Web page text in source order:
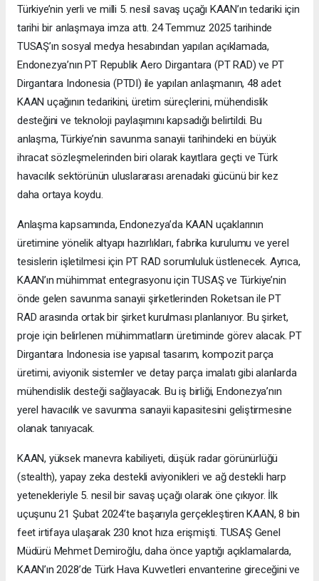
Türkiye’nin yerli ve milli 5. nesil savaş uçağı KAAN’ın tedariki için
tarihi bir anlaşmaya imza attı. 24 Temmuz 2025 tarihinde
TUSAŞ’ın sosyal medya hesabından yapılan açıklamada,
Endonezya’nın PT Republik Aero Dirgantara (PT RAD) ve PT
Dirgantara Indonesia (PTDI) ile yapılan anlaşmanın, 48 adet
KAAN uçağının tedarikini, üretim süreçlerini, mühendislik
desteğini ve teknoloji paylaşımını kapsadığı belirtildi. Bu
anlaşma, Türkiye’nin savunma sanayii tarihindeki en büyük
ihracat sözleşmelerinden biri olarak kayıtlara geçti ve Türk
havacılık sektörünün uluslararası arenadaki gücünü bir kez
daha ortaya koydu.
Anlaşma kapsamında, Endonezya’da KAAN uçaklarının
üretimine yönelik altyapı hazırlıkları, fabrika kurulumu ve yerel
tesislerin işletilmesi için PT RAD sorumluluk üstlenecek. Ayrıca,
KAAN’ın mühimmat entegrasyonu için TUSAŞ ve Türkiye’nin
önde gelen savunma sanayii şirketlerinden Roketsan ile PT
RAD arasında ortak bir şirket kurulması planlanıyor. Bu şirket,
proje için belirlenen mühimmatların üretiminde görev alacak. PT
Dirgantara Indonesia ise yapısal tasarım, kompozit parça
üretimi, aviyonik sistemler ve detay parça imalatı gibi alanlarda
mühendislik desteği sağlayacak. Bu iş birliği, Endonezya’nın
yerel havacılık ve savunma sanayii kapasitesini geliştirmesine
olanak tanıyacak.
KAAN, yüksek manevra kabiliyeti, düşük radar görünürlüğü
(stealth), yapay zeka destekli aviyonikleri ve ağ destekli harp
yetenekleriyle 5. nesil bir savaş uçağı olarak öne çıkıyor. İlk
uçuşunu 21 Şubat 2024’te başarıyla gerçekleştiren KAAN, 8 bin
feet irtifaya ulaşarak 230 knot hıza erişmişti. TUSAŞ Genel
Müdürü Mehmet Demiroğlu, daha önce yaptığı açıklamalarda,
KAAN’ın 2028’de Türk Hava Kuvvetleri envanterine gireceğini ve